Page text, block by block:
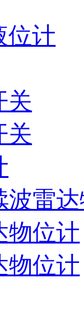
位计
关
关
波雷
物位计
物位计